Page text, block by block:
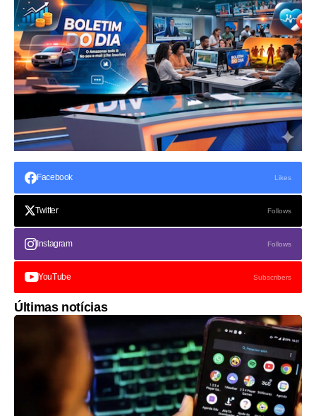
Facebook Likes
Twitter Follows
Instagram Follows
YouTube Subscribers
Últimas notícias